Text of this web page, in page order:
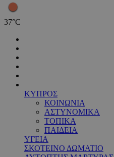
37°C
ΚΥΠΡΟΣ
ΚΟΙΝΩΝΙΑ
ΑΣΤΥΝΟΜΙΚΑ
ΤΟΠΙΚΑ
ΠΑΙΔΕΙΑ
ΥΓΕΙΑ
ΣΚΟΤΕΙΝΟ ΔΩΜΑΤΙΟ